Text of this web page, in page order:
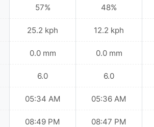
57%
25.2 kph
0.0 mm
6.0
05:34 AM
08:49 PM
48%
12.2 kph
0.0 mm
6.0
05:36 AM
08:47 PM